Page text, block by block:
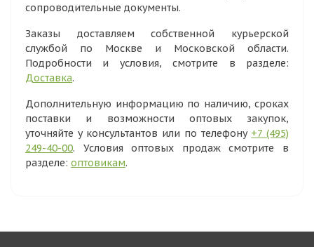
сопроводительные документы.
Заказы доставляем собственной курьерской
службой по Москве и Московской области.
Подробности и условия, смотрите в разделе:
Доставка.
Дополнительную информацию по наличию, сроках
поставки и возможности оптовых закупок,
уточняйте у консультантов или по телефону +7 (495)
249-40-00. Условия оптовых продаж смотрите в
разделе: оптовикам.